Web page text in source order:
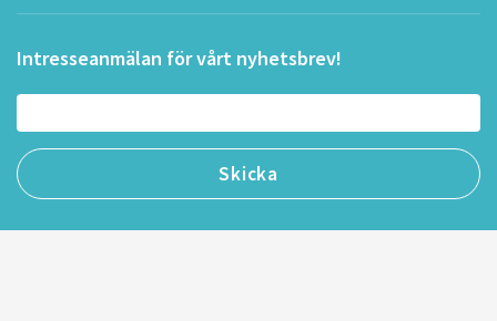
Intresseanmälan för vårt nyhetsbrev!